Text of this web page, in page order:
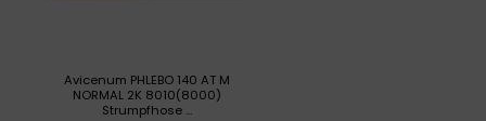
Avicenum PHLEBO 140 AT M
NORMAL 2K 8010(8000)
Strumpfhose ...